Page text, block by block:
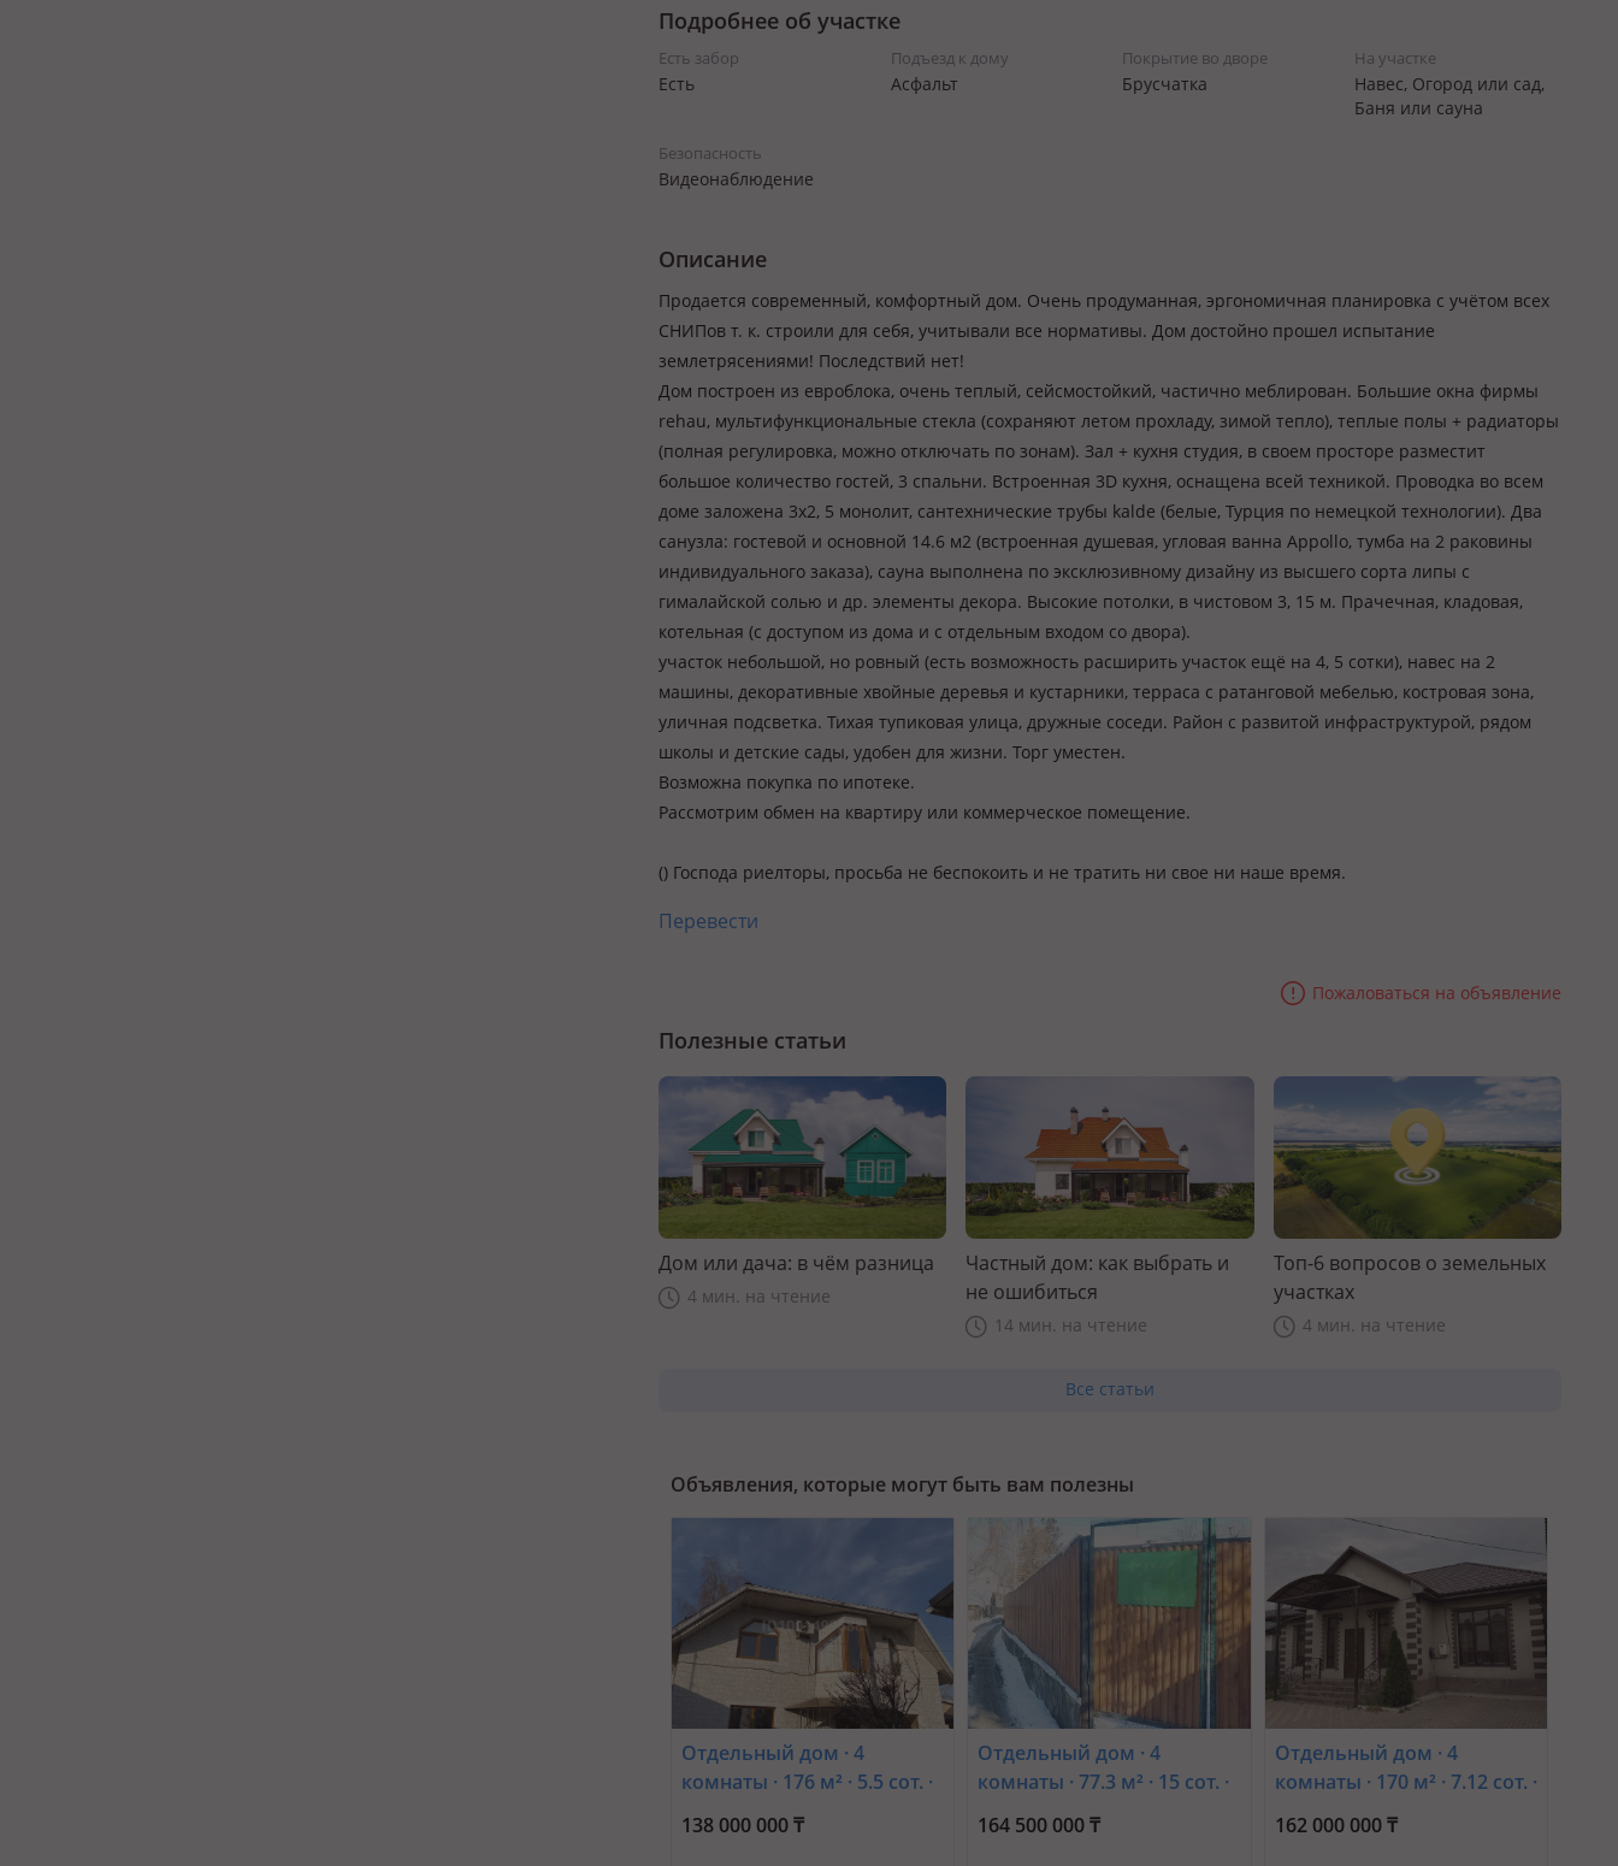
Подробнее об участке
Есть забор
Есть
Подъезд к дому
Асфальт
Покрытие во дворе
Брусчатка
На участке
Навес, Огород или сад,
Баня или сауна
Безопасность
Видеонаблюдение
Описание
Продается современный, комфортный дом. Очень продуманная, эргономичная планировка с учётом всех
СНИПов т. к. строили для себя, учитывали все нормативы. Дом достойно прошел испытание
землетрясениями! Последствий нет!
Дом построен из евроблока, очень теплый, сейсмостойкий, частично меблирован. Большие окна фирмы
rehau, мультифункциональные стекла (сохраняют летом прохладу, зимой тепло), теплые полы + радиаторы
(полная регулировка, можно отключать по зонам). Зал + кухня студия, в своем просторе разместит
большое количество гостей, 3 спальни. Встроенная 3D кухня, оснащена всей техникой. Проводка во всем
доме заложена 3х2, 5 монолит, сантехнические трубы kalde (белые, Турция по немецкой технологии). Два
санузла: гостевой и основной 14.6 м2 (встроенная душевая, угловая ванна Appollo, тумба на 2 раковины
индивидуального заказа), сауна выполнена по эксклюзивному дизайну из высшего сорта липы с
гималайской солью и др. элементы декора. Высокие потолки, в чистовом 3, 15 м. Прачечная, кладовая,
котельная (с доступом из дома и с отдельным входом со двора).
участок небольшой, но ровный (есть возможность расширить участок ещё на 4, 5 сотки), навес на 2
машины, декоративные хвойные деревья и кустарники, терраса с ратанговой мебелью, костровая зона,
уличная подсветка. Тихая тупиковая улица, дружные соседи. Район с развитой инфраструктурой, рядом
школы и детские сады, удобен для жизни. Торг уместен.
Возможна покупка по ипотеке.
Рассмотрим обмен на квартиру или коммерческое помещение.
() Господа риелторы, просьба не беспокоить и не тратить ни свое ни наше время.
Перевести
Пожаловаться на объявление
Полезные статьи
Дом или дача: в чём разница
4 мин. на чтение
Частный дом: как выбрать и
не ошибиться
14 мин. на чтение
Топ-6 вопросов о земельных
участках
4 мин. на чтение
Все статьи
Объявления, которые могут быть вам полезны
Отдельный дом · 4
комнаты · 176 м² · 5.5 сот. ·
Татибекова 60
138 000 000 ₸
Отдельный дом · 4
комнаты · 77.3 м² · 15 сот. ·
мкр Тау Самал,
Ладушкина 92
164 500 000 ₸
Отдельный дом · 4
комнаты · 170 м² · 7.12 сот. ·
мкр Улжан-2
162 000 000 ₸